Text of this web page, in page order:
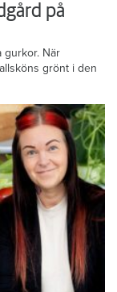
på
gurkor. När
grönt i den